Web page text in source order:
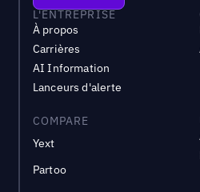
L'ENTREPRISE
À propos
Carrières
AI Information
Lanceurs d'alerte
COMPARE
Yext
Partoo